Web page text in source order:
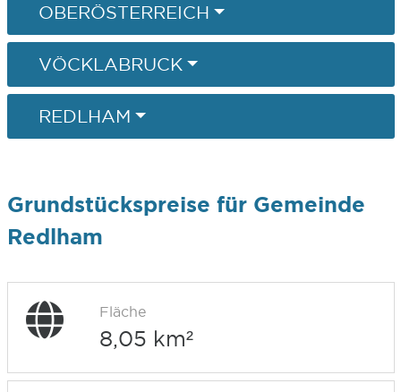
OBERÖSTERREICH
VÖCKLABRUCK
REDLHAM
Grundstückspreise für Gemeinde
Redlham
Fläche
8,05 km²